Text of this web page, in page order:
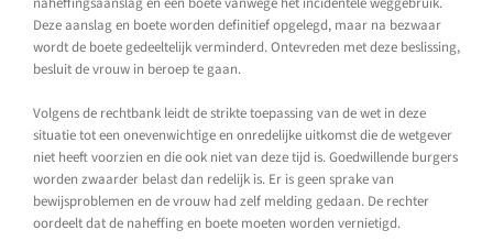
Deze aanslag en boete worden definitief opgelegd, maar na bezwaar
wordt de boete gedeeltelijk verminderd. Ontevreden met deze beslissing,
besluit de vrouw in beroep te gaan.
Volgens de rechtbank leidt de strikte toepassing van de wet in deze
situatie tot een onevenwichtige en onredelijke uitkomst die de wetgever
niet heeft voorzien en die ook niet van deze tijd is. Goedwillende burgers
worden zwaarder belast dan redelijk is. Er is geen sprake van
bewijsproblemen en de vrouw had zelf melding gedaan. De rechter
oordeelt dat de naheffing en boete moeten worden vernietigd.